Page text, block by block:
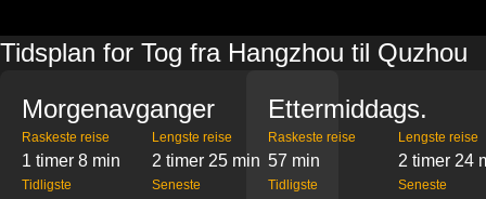
Tidsplan for Tog fra Hangzhou til Quzhou
Morgenavganger
Raskeste reise
1 timer 8 min
Lengste reise
2 timer 25 min
Tidligste Seneste
Ettermiddags.
Raskeste reise
57 min
Lengste reise
2 timer 24
Tidligste Seneste